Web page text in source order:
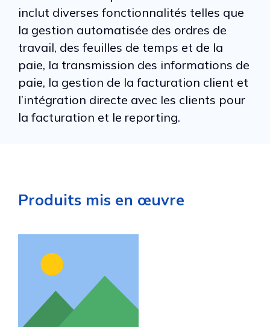
inclut diverses fonctionnalités telles que
la gestion automatisée des ordres de
travail, des feuilles de temps et de la
paie, la transmission des informations de
paie, la gestion de la facturation client et
l’intégration directe avec les clients pour
la facturation et le reporting.
Produits mis en œuvre